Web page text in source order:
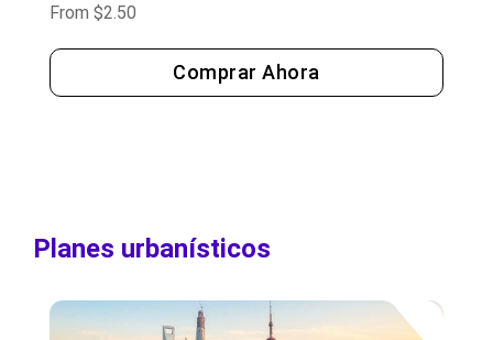
From $2.50
Comprar Ahora
Planes urbanísticos